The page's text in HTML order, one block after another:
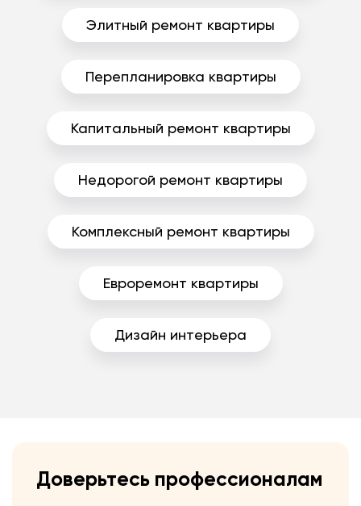
Элитный ремонт квартиры
Перепланировка квартиры
Капитальный ремонт квартиры
Недорогой ремонт квартиры
Комплексный ремонт квартиры
Евроремонт квартиры
Дизайн интерьера
Доверьтесь профессионалам